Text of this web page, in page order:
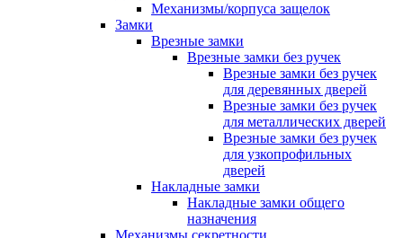
Механизмы/корпуса защелок
Замки
Врезные замки
Врезные замки без ручек
Врезные замки без ручек
для деревянных дверей
Врезные замки без ручек
для металлических дверей
Врезные замки без ручек
для узкопрофильных
дверей
Накладные замки
Накладные замки общего
назначения